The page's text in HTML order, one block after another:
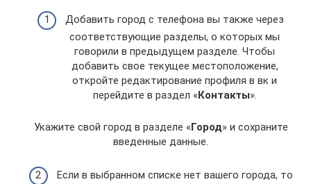
Добавить город с телефона вы также через
соответствующие разделы, о которых мы
говорили в предыдущем разделе. Чтобы
добавить свое текущее местоположение,
откройте редактирование профиля в вк и
перейдите в раздел «Контакты».
Укажите свой город в разделе «Город» и сохраните
введенные данные.
Если в выбранном списке нет вашего города, то